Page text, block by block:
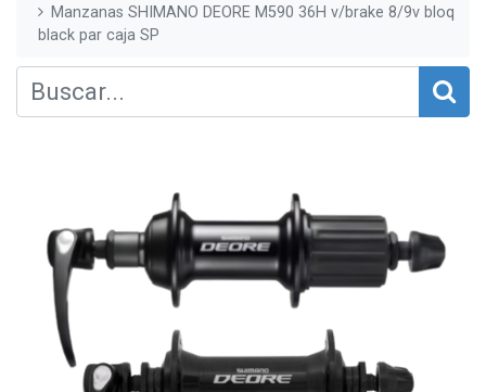
Manzanas SHIMANO DEORE M590 36H v/brake 8/9v bloq
black par caja SP